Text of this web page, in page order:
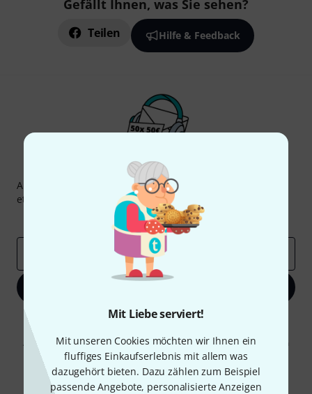
Mit Liebe serviert!
Mit unseren Cookies möchten wir Ihnen ein
fluffiges Einkaufserlebnis mit allem was
dazugehört bieten. Dazu zählen zum Beispiel
passende Angebote, personalisierte Anzeigen
Gefällt Ihnen, was Sie sehen?
Teilen Hilfe & Feedback
Thomann Newsletter
Abonniere den Thomann Newsletter und gewinne mit
etwas Glück einen von50 Gutscheinen
Inspirierende Beiträge
Deals
Mit Klick auf „Jetzt anmelden“ stimmen Sie dem Erhalt von E-Mail-
Werbung und einer Messung des E-Mail-Nutzungsverhaltens zu. Die
Abmeldung ist jederzeit möglich. Weitere Informationen finden Sie in
unserenDatenschutzhinweisen.
* Pflichtfeld